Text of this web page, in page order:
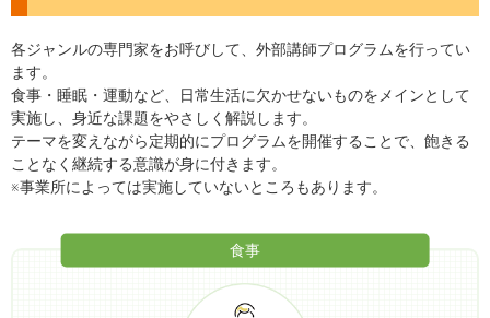
各ジャンルの専門家をお呼びして、外部講師プログラムを行ってい
ます。
食事・睡眠・運動など、日常生活に欠かせないものをメインとして
実施し、身近な課題をやさしく解説します。
テーマを変えながら定期的にプログラムを開催することで、飽きる
ことなく継続する意識が身に付きます。
※事業所によっては実施していないところもあります。
食事